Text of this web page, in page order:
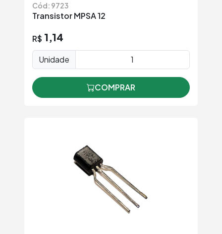
Cód: 9723
Transistor MPSA 12
R$ 1,14
Unidade
COMPRAR